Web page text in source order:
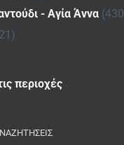
- Αγία Άννα
περιοχές